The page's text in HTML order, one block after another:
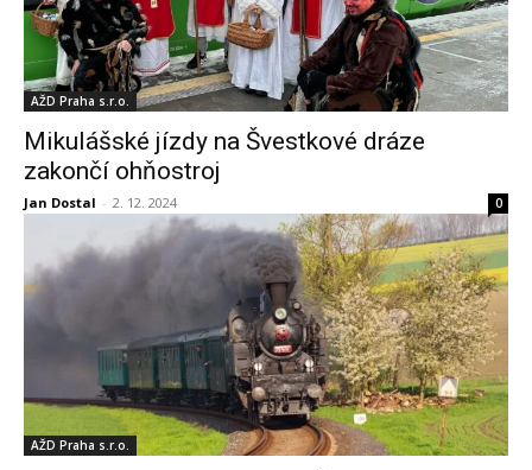
AŽD Praha s.r.o.
Mikulášské jízdy na Švestkové dráze
zakončí ohňostroj
Jan Dostal - 2. 12. 2024 0
AŽD Praha s.r.o.